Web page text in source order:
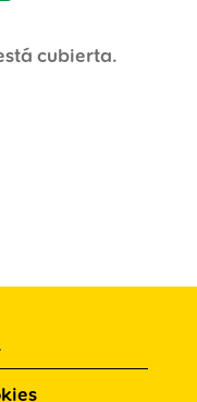
cubierta.